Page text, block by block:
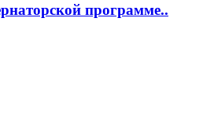
программе..